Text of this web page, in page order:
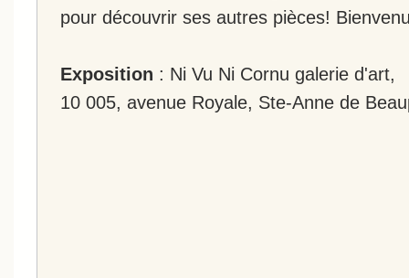
pour découvrir ses autres pièces!
Exposition : Ni Vu Ni Cornu galerie d'art,
10 005, avenue Royale, Ste-Anne de